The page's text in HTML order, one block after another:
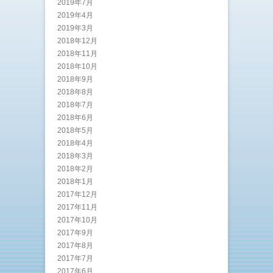
2019年7月
2019年4月
2019年3月
2018年12月
2018年11月
2018年10月
2018年9月
2018年8月
2018年7月
2018年6月
2018年5月
2018年4月
2018年3月
2018年2月
2018年1月
2017年12月
2017年11月
2017年10月
2017年9月
2017年8月
2017年7月